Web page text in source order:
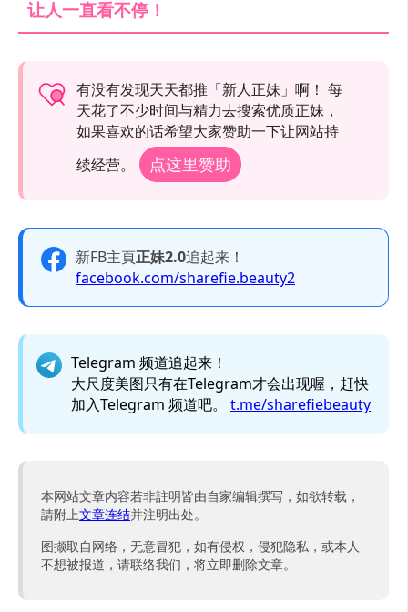
让人一直看不停！
有没有发现天天都推「新人正妹」啊！ 每
天花了不少时间与精力去搜索优质正妹，
如果喜欢的话希望大家赞助一下让网站持
续经营。
点这里赞助
新FB主頁正妹2.0追起来！
facebook.com/sharefie.beauty2
Telegram 频道追起来！
大尺度美图只有在Telegram才会出现喔，赶快
加入Telegram 频道吧。 t.me/sharefiebeauty
本网站文章内容若非註明皆由自家编辑撰写，如欲转载，
請附上文章连结并注明出处。
图撷取自网络，无意冒犯，如有侵权，侵犯隐私，或本人
不想被报道，请联络我们，将立即删除文章。